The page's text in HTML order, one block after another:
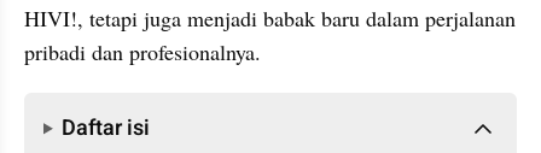
HIVI!, tetapi juga menjadi babak baru dalam perjalanan
pribadi dan profesionalnya.
Daftar isi